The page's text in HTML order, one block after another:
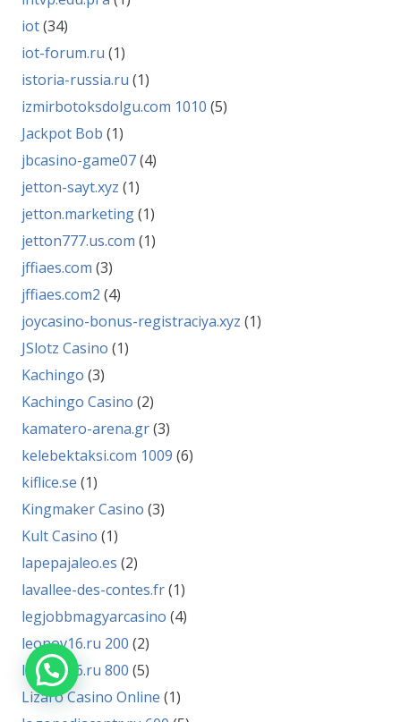
iot(34)
iot-forum.ru (1)
istoria-russia.ru (1)
izmirbotoksdolgu.com 1010 (5)
Jackpot Bob (1)
jbcasino-game07(4)
jetton-sayt.xyz (1)
jetton.marketing(1)
jetton777.us.com (1)
jffiaes.com (3)
jffiaes.com2 (4)
joycasino-bonus-registraciya.xyz (1)
JSlotz Casino (1)
Kachingo (3)
Kachingo Casino (2)
kamatero-arena.gr(3)
kelebektaksi.com 1009 (6)
kiflice.se (1)
Kingmaker Casino (3)
Kult Casino (1)
lapepajaleo.es (2)
lavallee-des-contes.fr(1)
legjobbmagyarcasino (4)
leonov16.ru 200 (2)
leonov16.ru 800 (5)
Lizaro Casino Online (1)